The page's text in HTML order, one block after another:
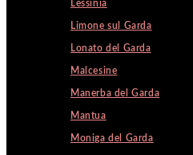
Lessinia
Limone sul Garda
Lonato del Garda
Malcesine
Manerba del Garda
Mantua
Moniga del Garda